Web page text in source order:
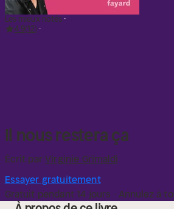
Les mieux notés
4.9 12
Il nous restera ça
Écrit parVirginie Grimaldi
Essayer gratuitement
Gratuit pendant 14 jours · Annulez à